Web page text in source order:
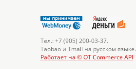
Тел.: +7 (905) 200-03-37.
Taobao и Tmall на русском языке.
Работает на © OT Commerce API